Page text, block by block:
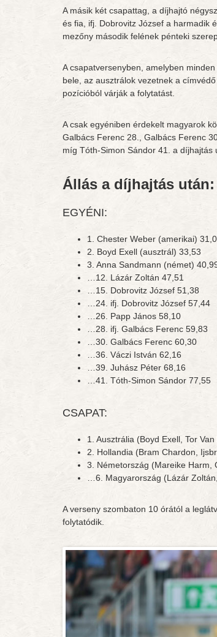
A másik két csapattag, a díjhajtó
és fia, ifj. Dobrovitz József a harmadik
mezőny második felének pénteki
A csapatversenyben, amelyben
bele, az ausztrálok vezetnek a
pozícióból várják a folytatást.
A csak egyéniben érdekelt magyarok
Galbács Ferenc 28., Galbács Ferenc
míg Tóth-Simon Sándor 41. a díjhajtás
Állás a díjhajtás után:
EGYÉNI:
1. Chester Weber (amerikai)
2. Boyd Exell (ausztrál) 33,53
3. Anna Sandmann (német)
…12. Lázár Zoltán 47,51
…15. Dobrovitz József 51,38
…24. ifj. Dobrovitz József 57,44
…26. Papp János 58,10
…28. ifj. Galbács Ferenc 59,83
…30. Galbács Ferenc 60,30
…36. Váczi István 62,16
…39. Juhász Péter 68,16
…41. Tóth-Simon Sándor 77,55
CSAPAT:
1. Ausztrália (Boyd Exell, Tor
2. Hollandia (Bram Chardon,
3. Németország (Mareike Harm,
…6. Magyarország (Lázár
A verseny szombaton 10 órától a
folytatódik.